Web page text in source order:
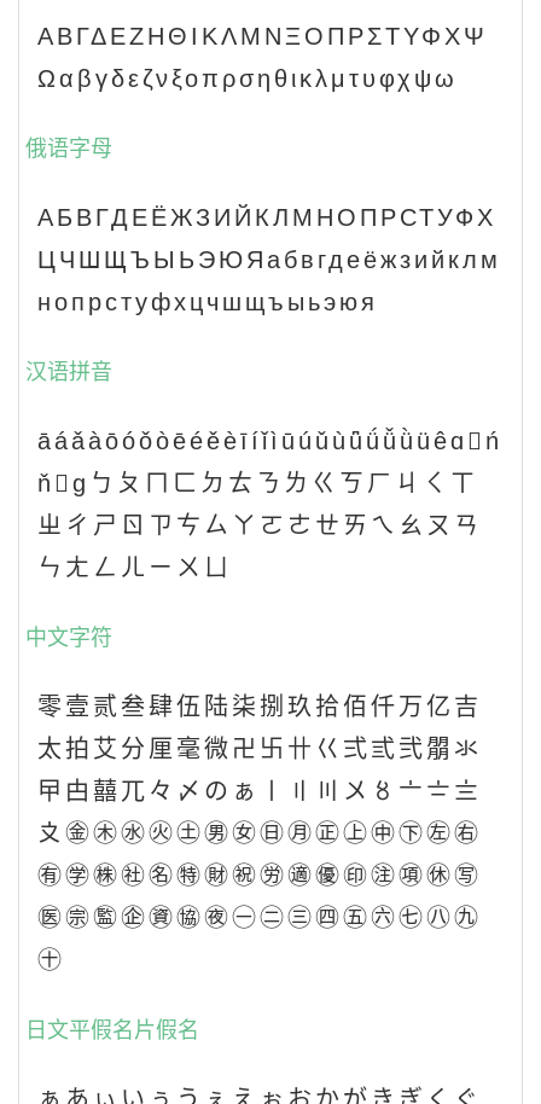
ΑΒΓΔΕΖΗΘΙΚΛΜΝΞΟΠΡΣΤΥΦΧΨ
Ωαβγδεζνξοπρσηθικλμτυφχψω
俄语字母
АБВГДЕЁЖЗИЙКЛМНОПРСТУФХ
ЦЧШЩЪЫЬЭЮЯабвгдеёжзийклм
нопрстуфхцчшщъыьэюя
汉语拼音
āáǎàōóǒòēéěèīíǐìūúǔùǖǘǚǜüêɑń
ňɡㄅㄆㄇㄈㄉㄊㄋㄌㄍㄎㄏㄐㄑㄒ
ㄓㄔㄕㄖㄗㄘㄙㄚㄛㄜㄝㄞㄟㄠㄡㄢ
ㄣㄤㄥㄦㄧㄨㄩ
中文字符
零壹贰叁肆伍陆柒捌玖拾佰仟万亿吉
太拍艾分厘毫微卍卐卄巜弍弎弐朤氺
曱甴囍兀々〆のぁ〡〢〣〤〥〦〧〨
〩㊎㊍㊌㊋㊏㊚㊛㊐㊊㊣㊤㊥㊦㊧㊨
㊒㊫㊑㊓㊔㊕㊖㊗㊘㊜㊝㊞㊟㊠㊡㊢
㊩㊪㊬㊭㊮㊯㊰㊀㊁㊂㊃㊄㊅㊆㊇㊈
㊉
日文平假名片假名